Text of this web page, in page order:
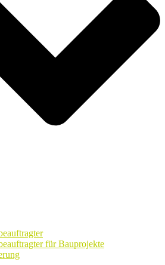
für Bauprojekte